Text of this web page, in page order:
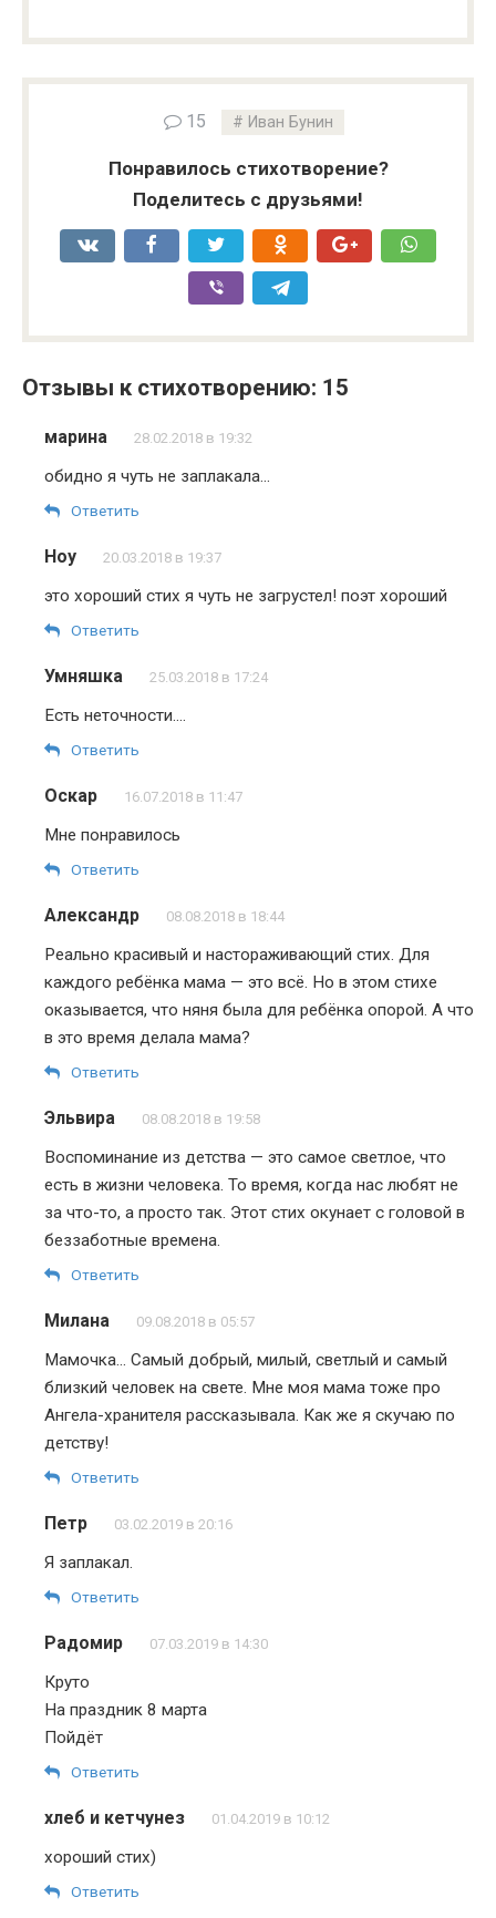
15 Иван Бунин
Понравилось стихотворение?
Поделитесь с друзьями!
Отзывы к стихотворению: 15
марина 28.02.2018 в 19:32
обидно я чуть не заплакала…
Ответить
Ноу 20.03.2018 в 19:37
это хороший стих я чуть не загрустел! поэт хороший
Ответить
Умняшка 25.03.2018 в 17:24
Есть неточности….
Ответить
Оскар 16.07.2018 в 11:47
Мне понравилось
Ответить
Александр 08.08.2018 в 18:44
Реально красивый и настораживающий стих. Для
каждого ребёнка мама — это всё. Но в этом стихе
оказывается, что няня была для ребёнка опорой. А что
в это время делала мама?
Ответить
Эльвира 08.08.2018 в 19:58
Воспоминание из детства — это самое светлое, что
есть в жизни человека. То время, когда нас любят не
за что-то, а просто так. Этот стих окунает с головой в
беззаботные времена.
Ответить
Милана 09.08.2018 в 05:57
Мамочка… Самый добрый, милый, светлый и самый
близкий человек на свете. Мне моя мама тоже про
Ангела-хранителя рассказывала. Как же я скучаю по
детству!
Ответить
Петр 03.02.2019 в 20:16
Я заплакал.
Ответить
Радомир 07.03.2019 в 14:30
Круто
На праздник 8 марта
Пойдёт
Ответить
хлеб и кетчунез 01.04.2019 в 10:12
хороший стих)
Ответить